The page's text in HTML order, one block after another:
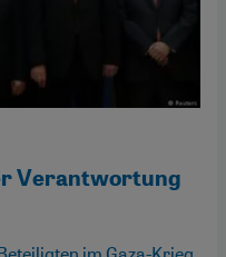
Verantwortung